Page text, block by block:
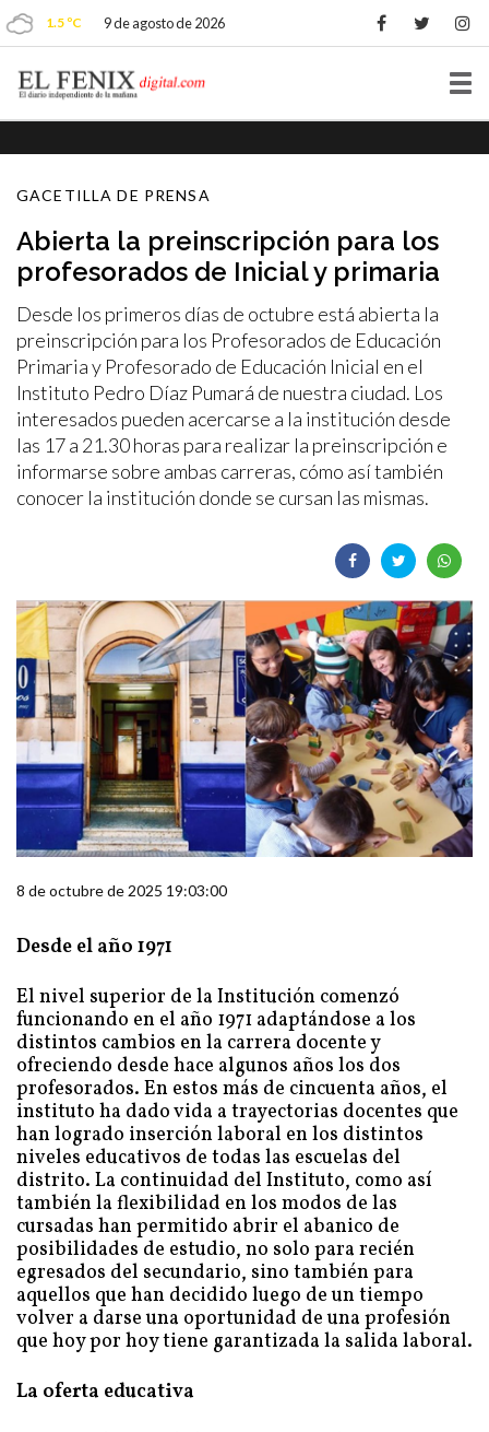
1.5 ºC 9 de agosto de 2026
GACETILLA DE PRENSA
Abierta la preinscripción para los
profesorados de Inicial y primaria
Desde los primeros días de octubre está abierta la
preinscripción para los Profesorados de Educación
Primaria y Profesorado de Educación Inicial en el
Instituto Pedro Díaz Pumará de nuestra ciudad. Los
interesados pueden acercarse a la institución desde
las 17 a 21.30 horas para realizar la preinscripción e
informarse sobre ambas carreras, cómo así también
conocer la institución donde se cursan las mismas.
8 de octubre de 2025 19:03:00
Desde el año 1971
El nivel superior de la Institución comenzó
funcionando en el año 1971 adaptándose a los
distintos cambios en la carrera docente y
ofreciendo desde hace algunos años los dos
profesorados. En estos más de cincuenta años, el
instituto ha dado vida a trayectorias docentes que
han logrado inserción laboral en los distintos
niveles educativos de todas las escuelas del
distrito. La continuidad del Instituto, como así
también la flexibilidad en los modos de las
cursadas han permitido abrir el abanico de
posibilidades de estudio, no solo para recién
egresados del secundario, sino también para
aquellos que han decidido luego de un tiempo
volver a darse una oportunidad de una profesión
que hoy por hoy tiene garantizada la salida laboral.
La oferta educativa